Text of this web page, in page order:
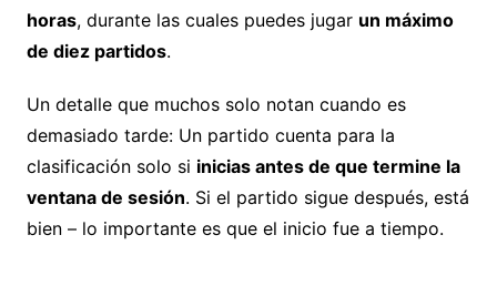
horas, durante las cuales puedes jugar un máximo
de diez partidos.
Un detalle que muchos solo notan cuando es
demasiado tarde: Un partido cuenta para la
clasificación solo si inicias antes de que termine la
ventana de sesión. Si el partido sigue después, está
bien – lo importante es que el inicio fue a tiempo.